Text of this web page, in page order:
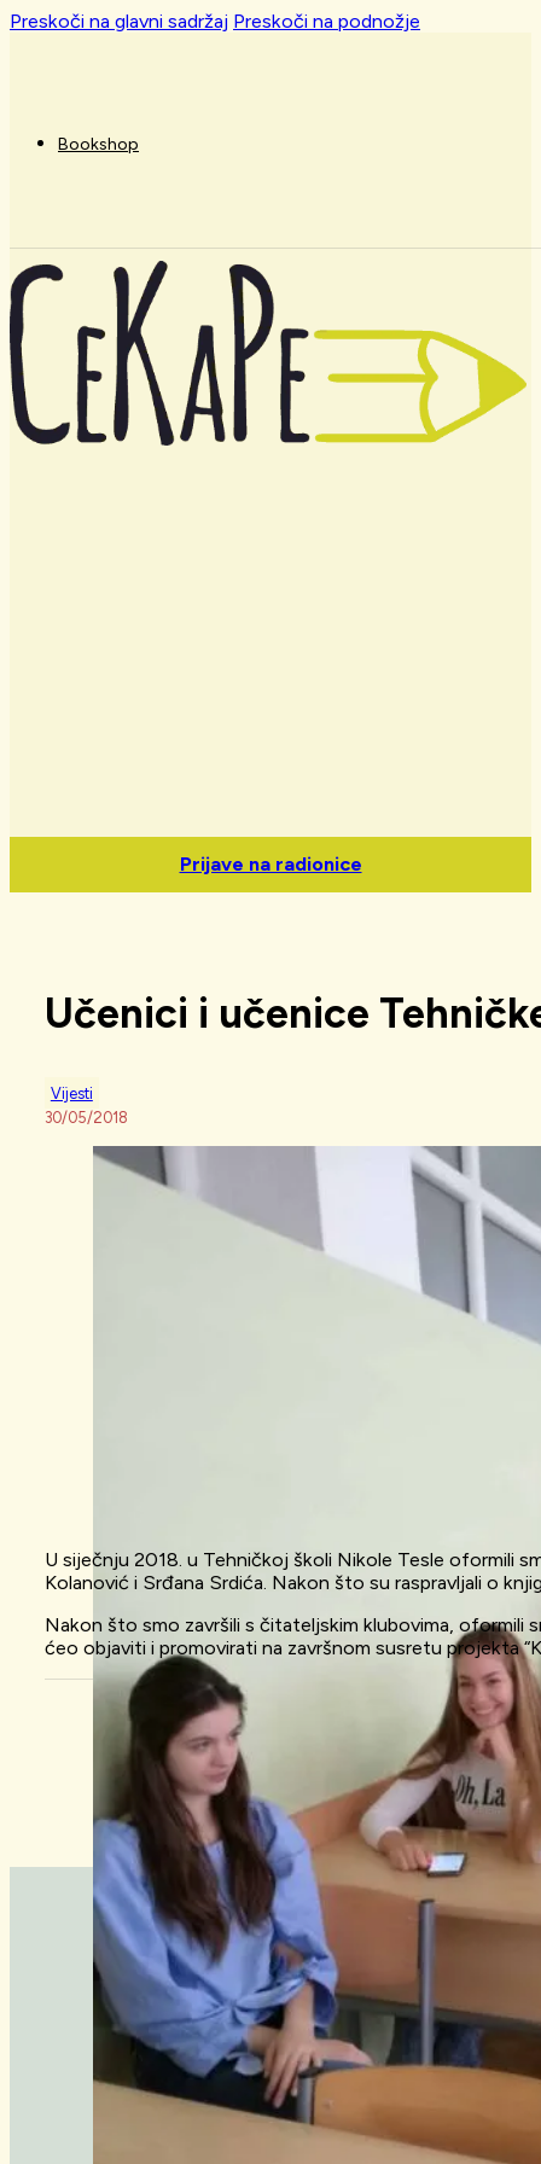
Preskoči na glavni sadržaj Preskoči na podnožje
Bookshop
Prijave na radionice
Učenici i učenice
Vijesti
30/05/2018
U siječnju 2018. u Tehničkoj školi Nikole Tesle oformili
Kolanović i Srđana Srdića. Nakon što su raspravljali o
Nakon što smo završili s čitateljskim klubovima, oformili
ćeo objaviti i promovirati na završnom susretu projekta